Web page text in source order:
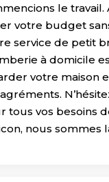
le travail.
votre budget
service de petit
à domicile
votre maison
tous vos besoins
nous sommes